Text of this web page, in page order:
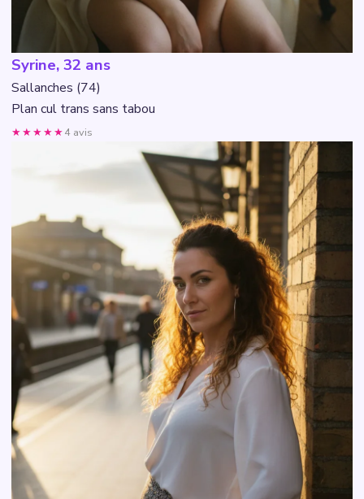
Syrine, 32 ans
Sallanches (74)
Plan cul trans sans tabou
★★★★★4 avis